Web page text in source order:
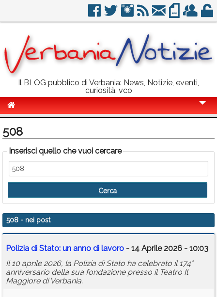
Il BLOG pubblico di Verbania: News, Notizie, eventi,
curiosità, vco
Politica
Sport
Eventi
Info Utili
Rubriche
Calendario
Annunci
508
Inserisci quello che vuoi cercare
508 - nei post
Polizia di Stato: un anno di lavoro - 14 Aprile 2026 - 10:03
Il 10 aprile 2026, la Polizia di Stato ha celebrato il 174°
anniversario della sua fondazione presso il Teatro Il
Maggiore di Verbania.